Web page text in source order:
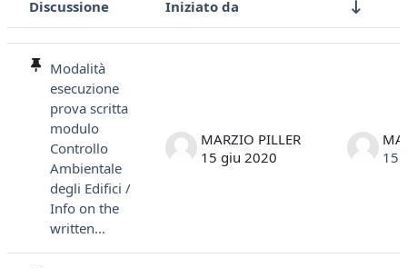
Stato
Discussione Iniziato da
Modalità
esecuzione
prova scritta
modulo
Controllo
Ambientale
degli Edifici /
Info on the
written...
MARZIO PILLER
15 giu 2020
15